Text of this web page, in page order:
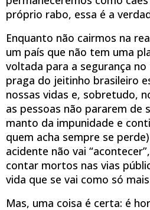
próprio rabo, essa é a
Enquanto não cairmos na
um país que não tem uma
voltada para a segurança
praga do jeitinho brasileiro
nossas vidas e, sobretudo,
as pessoas não pararem de
manto da impunidade e
quem acha sempre se
acidente não vai
contar mortos nas vias
vida que se vai como só
Mas, uma coisa é certa: é